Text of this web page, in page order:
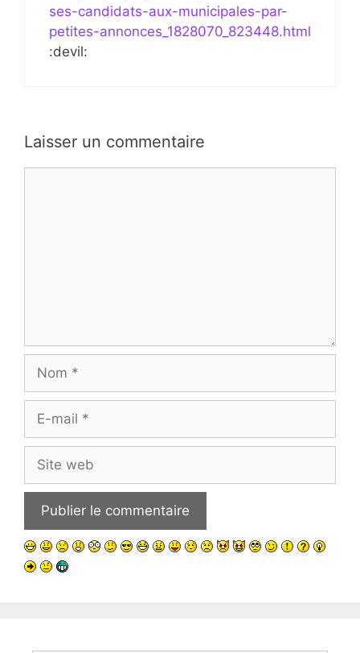
ses-candidats-aux-municipales-par-
petites-annonces_1828070_823448.html
:devil:
Laisser un commentaire
mail
web